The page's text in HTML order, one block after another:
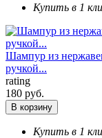
Купить в 1
Шампур из
ручкой...
rating
180 руб.
В корзину
Купить в 1